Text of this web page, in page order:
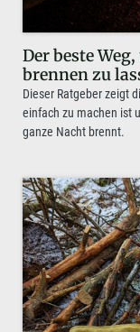
Der beste
brennen zu
Dieser Ratgeber zeigt
einfach zu machen ist
ganze Nacht brennt.